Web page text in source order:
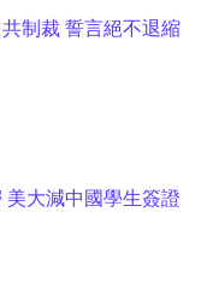
制裁 誓言絕不退縮
美大減中國學生簽證